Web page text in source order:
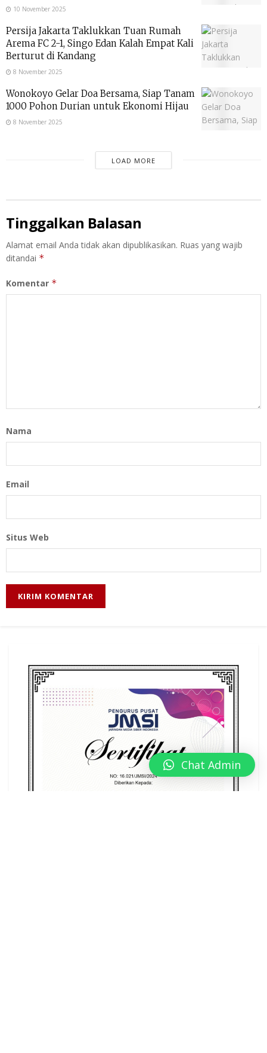
10 November 2025
Persija Jakarta Taklukkan Tuan Rumah
Arema FC 2-1, Singo Edan Kalah Empat Kali
Berturut di Kandang
8 November 2025
Wonokoyo Gelar Doa Bersama, Siap Tanam
1000 Pohon Durian untuk Ekonomi Hijau
8 November 2025
LOAD MORE
Tinggalkan Balasan
Alamat email Anda tidak akan dipublikasikan. Ruas yang wajib
ditandai *
Komentar *
Nama
Email
Situs Web
Chat Admin